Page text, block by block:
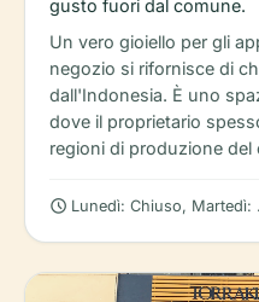
gusto fuori dal comune.
Un vero gioiello per gli
negozio si rifornisce di
dall'Indonesia. È uno
dove il proprietario
regioni di produzione del
schedule Lunedì: Chiuso, Martedì: